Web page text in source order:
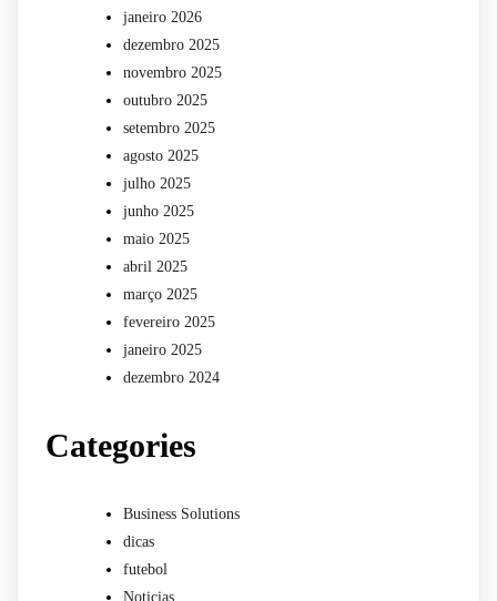
janeiro 2026
dezembro 2025
novembro 2025
outubro 2025
setembro 2025
agosto 2025
julho 2025
junho 2025
maio 2025
abril 2025
março 2025
fevereiro 2025
janeiro 2025
dezembro 2024
Categories
Business Solutions
dicas
futebol
Noticias